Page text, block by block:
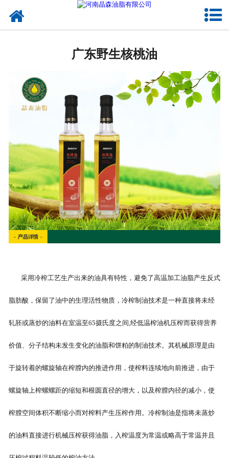
广东来料代工
广东野生核桃油
采用冷榨工艺生产出来的油具有特性，避免了高温加工油脂产生反式
脂肪酸，保留了油中的生理活性物质，冷榨制油技术是一种直接将未经
轧胚或蒸炒的油料在室温至65摄氏度之间,经低温榨油机压榨而获得营养
价值、分子结构未发生变化的油脂和饼粕的制油技术。其机械原理是由
于旋转着的螺旋轴在榨膛内的推进作用，使榨料连续地向前推进，由于
螺旋轴上榨螺螺距的缩短和根圆直径的增大，以及榨膛内径的减小，使
榨膛空间体积不断缩小而对榨料产生压榨作用。冷榨制油是指将未蒸炒
的油料直接进行机械压榨获得油脂，入榨温度为常温或略高于常温并且